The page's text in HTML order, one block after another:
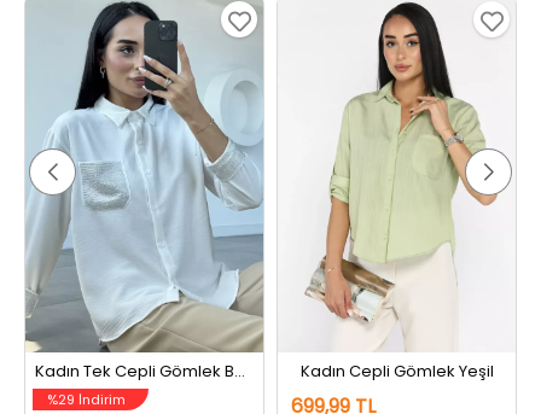
Kadın Tek Cepli Gömlek Beyaz
%29 İndirim
Kadın Cepli Gömlek Yeşil
699,99 TL